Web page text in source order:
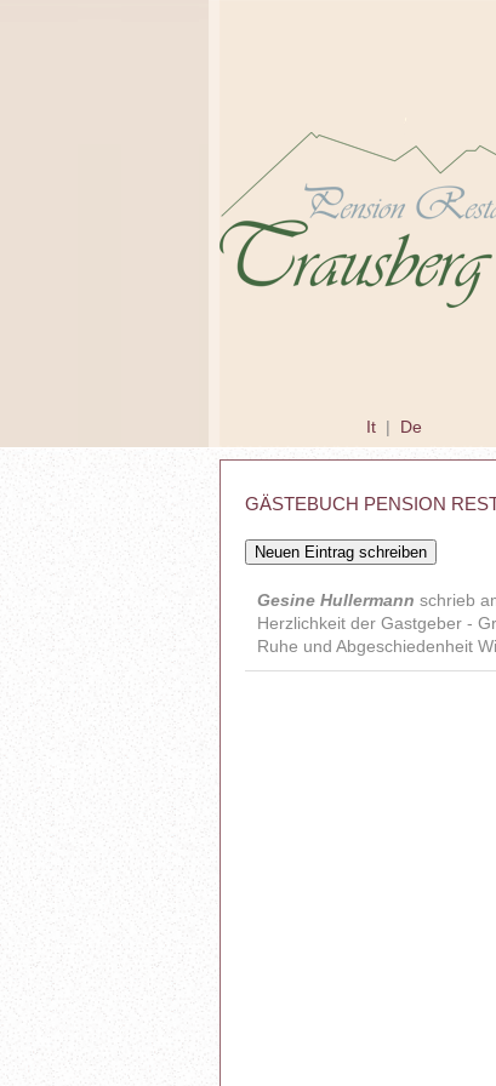
It De
GÄSTEBUCH PENSION
Gesine Hullermann schrieb
Herzlichkeit der Gastgeber -
Ruhe und Abgeschiedenheit